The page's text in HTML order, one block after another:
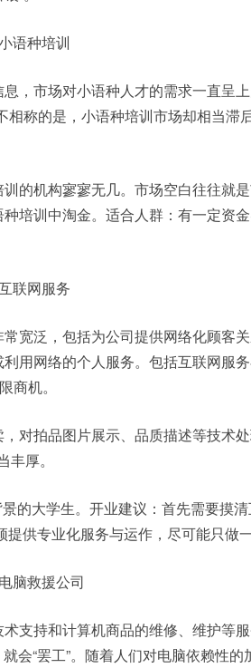
语种培训
，市场对小语种人才的需求一直呈
相称的是，小语种培训市场却相当滞
的机构寥寥无几。市场空白往往就
培训中淘金。适合人群：有一定资
联网服务
宽泛，包括为公司提供网络化顾客
用网络的个人服务。包括互联网服
商机。
对拍品图片展示、品质描述等技术
厚。
的大学生。开业建议：首先需要摸
供专业化服务与运作，尽可能只做
脑救援公司
支持和计算机商品的维修、维护等
就会“罢工”。随着人们对电脑依赖性